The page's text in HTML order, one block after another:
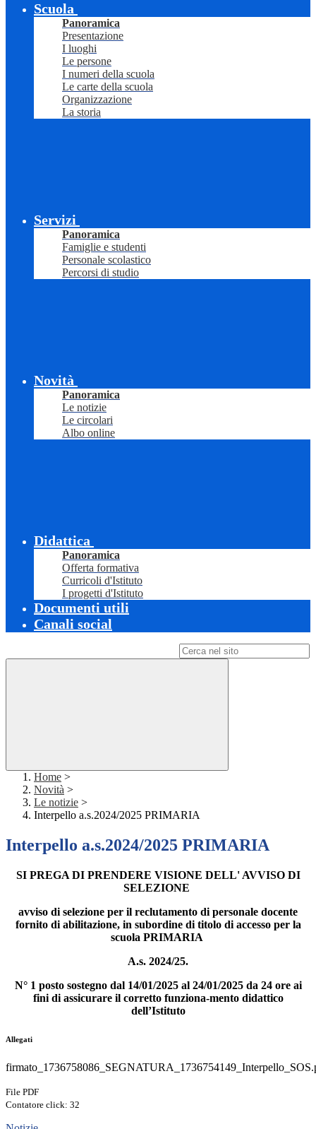
Scuola
Panoramica
Presentazione
I luoghi
Le persone
I numeri della scuola
Le carte della scuola
Organizzazione
La storia
Servizi
Panoramica
Famiglie e studenti
Personale scolastico
Percorsi di studio
Novità
Panoramica
Le notizie
Le circolari
Albo online
Didattica
Panoramica
Offerta formativa
Curricoli d'Istituto
I progetti d'Istituto
Documenti utili
Canali social
Home >
Novità >
Le notizie >
Interpello a.s.2024/2025 PRIMARIA
Interpello a.s.2024/2025 PRIMARIA
SI PREGA DI PRENDERE VISIONE DELL' AVVISO DI
SELEZIONE
avviso di selezione per il reclutamento di personale docente
fornito di abilitazione, in subordine di titolo di accesso per la
scuola PRIMARIA
A.s. 2024/25.
N° 1 posto sostegno dal 14/01/2025 al 24/01/2025 da 24 ore ai
fini di assicurare il corretto funziona-mento didattico
dell’Istituto
Allegati
File PDF
Contatore click: 32